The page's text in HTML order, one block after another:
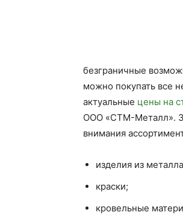
безграничные
можно покупать все
актуальные цены на
ООО «СТМ-Металл».
внимания
изделия из
краски;
кровельные